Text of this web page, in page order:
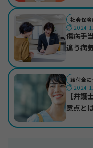
社会保
傷病手
違う病
給付金に
【弁
意点と